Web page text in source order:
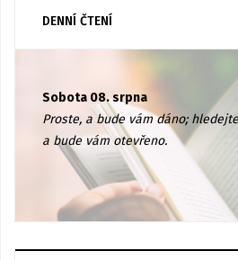
DENNÍ ČTENÍ
Sobota 08. srpna
Proste, a bude vám dáno;
a bude vám otevřeno.